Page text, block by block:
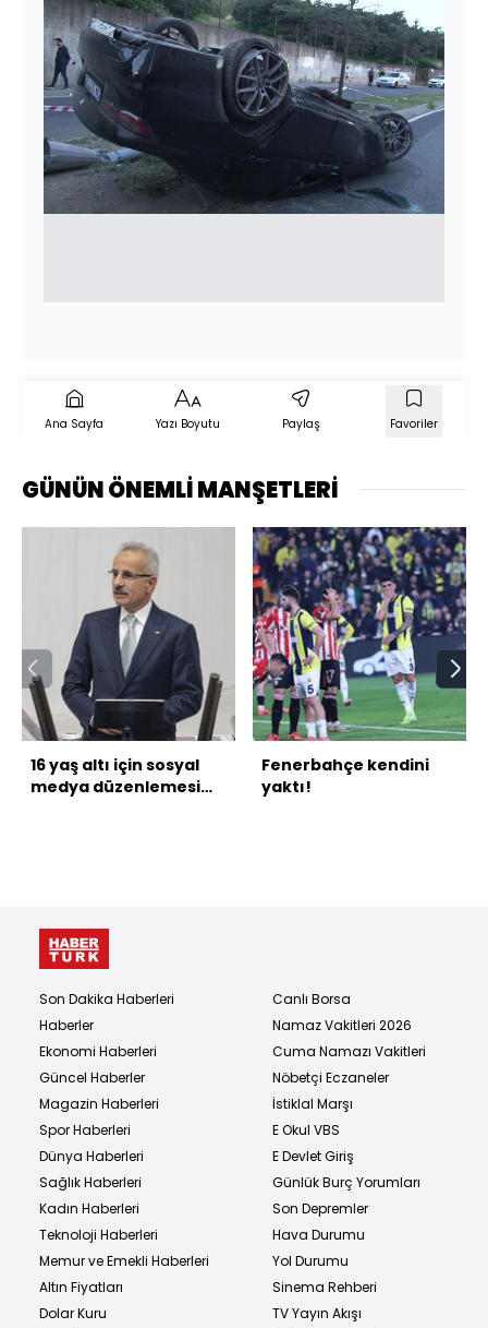
Ana Sayfa Yazı Boyutu Paylaş Favoriler
GÜNÜN ÖNEMLİ MANŞETLERİ
16 yaş altı için sosyal
medya düzenlemesi
Fenerbahçe kendini
yaktı!
Son Dakika Haberleri
Haberler
Ekonomi Haberleri
Güncel Haberler
Magazin Haberleri
Spor Haberleri
Dünya Haberleri
Sağlık Haberleri
Kadın Haberleri
Teknoloji Haberleri
Memur ve Emekli Haberleri
Altın Fiyatları
Dolar Kuru
Canlı Borsa
Namaz Vakitleri 2026
Cuma Namazı Vakitleri
Nöbetçi Eczaneler
İstiklal Marşı
E Okul VBS
E Devlet Giriş
Günlük Burç Yorumları
Son Depremler
Hava Durumu
Yol Durumu
Sinema Rehberi
TV Yayın Akışı